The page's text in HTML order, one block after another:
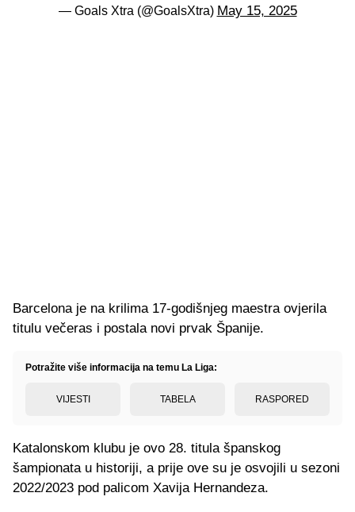
— Goals Xtra (@GoalsXtra) May 15, 2025
Barcelona je na krilima 17-godišnjeg maestra ovjerila
titulu večeras i postala novi prvak Španije.
Potražite više informacija na temu La Liga:
VIJESTI TABELA RASPORED
Katalonskom klubu je ovo 28. titula španskog
šampionata u historiji, a prije ove su je osvojili u sezoni
2022/2023 pod palicom Xavija Hernandeza.